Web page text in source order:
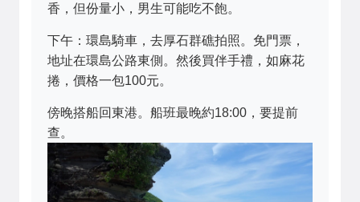
香，但份量小，男生可能吃不飽。
下午：環島騎車，去厚石群礁拍照。免門票，
地址在環島公路東側。然後買伴手禮，如麻花
捲，價格一包100元。
傍晚搭船回東港。船班最晚約18:00，要提前
查。